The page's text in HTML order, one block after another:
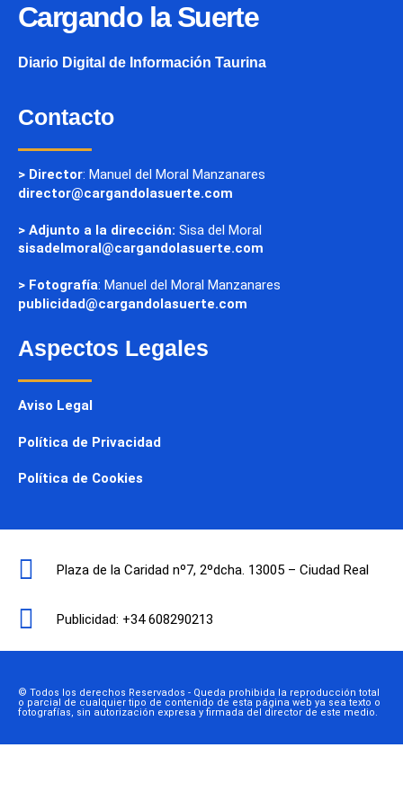
Cargando la Suerte
Diario Digital de Información Taurina
Contacto
> Director: Manuel del Moral Manzanares
director@cargandolasuerte.com
> Adjunto a la dirección: Sisa del Moral
sisadelmoral@cargandolasuerte.com
> Fotografía: Manuel del Moral Manzanares
publicidad@cargandolasuerte.com
Aspectos Legales
Aviso Legal
Política de Privacidad
Política de Cookies
Plaza de la Caridad nº7, 2ºdcha. 13005 – Ciudad Real
Publicidad: +34 608290213
© Todos los derechos Reservados - Queda prohibida la reproducción total
o parcial de cualquier tipo de contenido de esta página web ya sea texto o
fotografías, sin autorización expresa y firmada del director de este medio.